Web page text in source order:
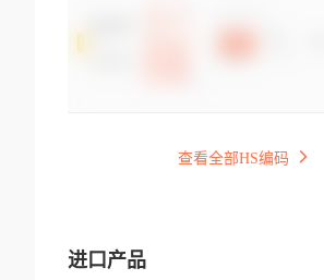
查看全部HS编码
进口产品